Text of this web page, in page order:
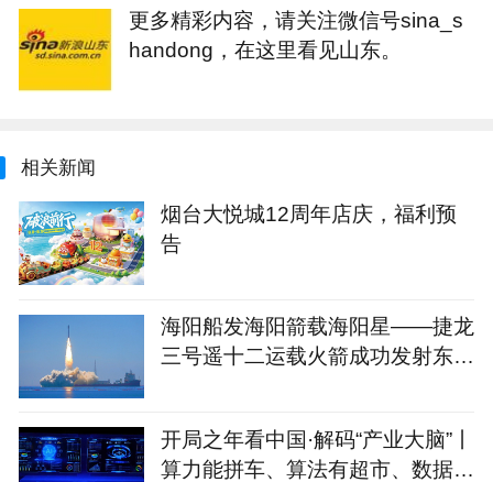
更多精彩内容，请关注微信号sina_s
handong，在这里看见山东。
相关新闻
烟台大悦城12周年店庆，福利预
告
海阳船发海阳箭载海阳星——捷龙
三号遥十二运载火箭成功发射东方
开局之年看中国·解码“产业大脑”丨
算力能拼车、算法有超市、数据不